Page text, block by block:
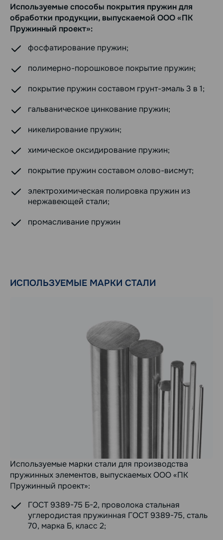
Используемые способы покрытия пружин для
обработки продукции, выпускаемой ООО «ПК
Пружинный проект»:
фосфатирование пружин;
полимерно-порошковое покрытие пружин;
покрытие пружин составом грунт-эмаль 3 в 1;
гальваническое цинкование пружин;
никелирование пружин;
химическое оксидирование пружин;
покрытие пружин составом олово-висмут;
электрохимическая полировка пружин из
нержавеющей стали;
промасливание пружин
ИСПОЛЬЗУЕМЫЕ МАРКИ СТАЛИ
Используемые марки стали для производства
пружинных элементов, выпускаемых ООО «ПК
Пружинный проект»:
ГОСТ 9389-75 Б-2, проволока стальная
углеродистая пружинная ГОСТ 9389-75, сталь
70, марка Б, класс 2;